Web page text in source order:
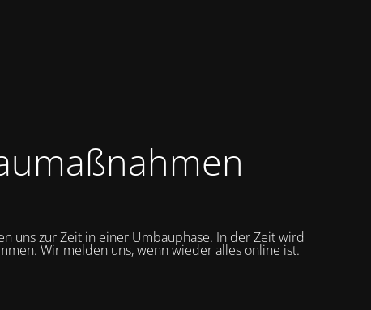
uns zur Zeit in einer Umbauphase. In der Zeit wird
Wir melden uns, wenn wieder alles online ist.